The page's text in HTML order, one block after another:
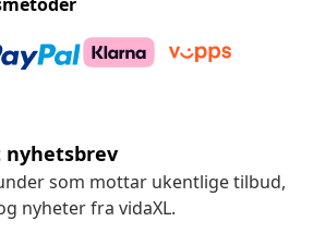
nyhetsbrev
som mottar ukentlige tilbud,
nyheter fra vidaXL.